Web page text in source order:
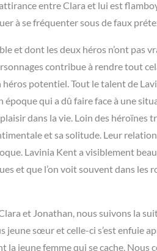
entre Clara et lui est
à se fréquenter sous de faux
et dont les deux héros n’ont pas
contribue à rendre tout
héros potentiel. Tout le talent de
qui a dû faire face à une
dans la vie. Loin des héroïnes
et sa solitude. Leur
Lavinia Kent a visiblement
et que l’on voit souvent dans les
et Jonathan, nous suivons la
jeune sœur et celle-ci s’est enfuie
la jeune femme qui se cache.